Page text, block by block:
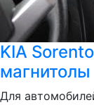
KIA
магнитолы
Для